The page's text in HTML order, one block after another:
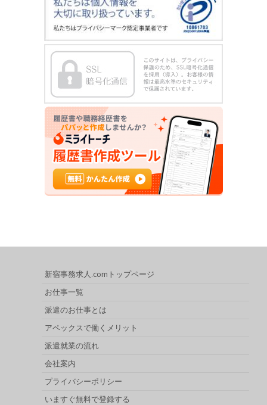
新宿事務求人.comトップページ
お仕事一覧
派遣のお仕事とは
アペックスで働くメリット
派遣就業の流れ
会社案内
プライバシーポリシー
いますぐ無料で登録する